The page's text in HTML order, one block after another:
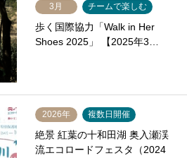
3月 チームで楽しむ
歩く国際協力「Walk in Her
Shoes 2025」 【2025年3…
2026年 複数日開催
絶景 紅葉の十和田湖 奥入瀬渓
流エコロードフェスタ（2024